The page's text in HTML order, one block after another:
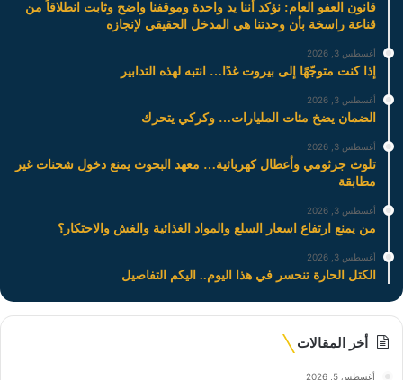
قانون العفو العام: نؤكد أننا يد واحدة وموقفنا واضح وثابت انطلاقاً من
قناعة راسخة بأن وحدتنا هي المدخل الحقيقي لإنجازه
أغسطس 3, 2026
إذا كنت متوجّهًا إلى بيروت غدًا… انتبه لهذه التدابير
أغسطس 3, 2026
الضمان يضخ مئات المليارات… وكركي يتحرك
أغسطس 3, 2026
تلوث جرثومي وأعطال كهربائية… معهد البحوث يمنع دخول شحنات غير
مطابقة
أغسطس 3, 2026
من يمنع ارتفاع اسعار السلع والمواد الغذائية والغش والاحتكار؟
أغسطس 3, 2026
الكتل الحارة تنحسر في هذا اليوم.. اليكم التفاصيل
أخر المقالات
أغسطس 5, 2026